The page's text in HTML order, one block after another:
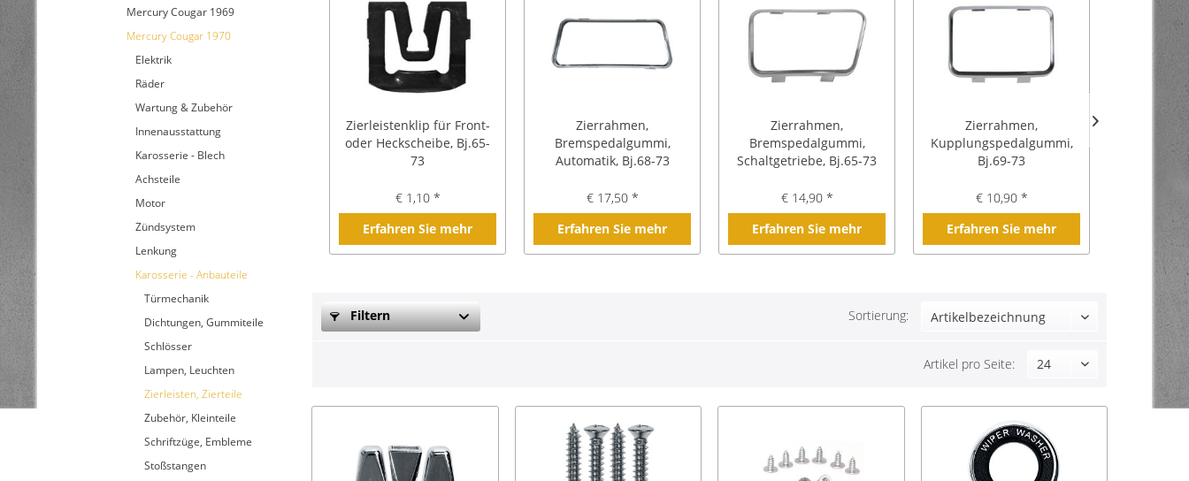
Mercury Cougar 1969
Mercury Cougar 1970
Elektrik
Räder
Wartung & Zubehör
Innenausstattung
Karosserie - Blech
Achsteile
Motor
Zündsystem
Lenkung
Karosserie - Anbauteile
Türmechanik
Dichtungen, Gummiteile
Schlösser
Lampen, Leuchten
Zierleisten, Zierteile
Zubehör, Kleinteile
Schriftzüge, Embleme
Stoßstangen
Zierleistenklip für Front-
oder Heckscheibe, Bj.65-
73
€ 1,10 *
Erfahren Sie mehr
Zierrahmen,
Bremspedalgummi,
Automatik, Bj.68-73
€ 17,50 *
Erfahren Sie mehr
Zierrahmen,
Bremspedalgummi,
Schaltgetriebe, Bj.65-73
€ 14,90 *
Erfahren Sie mehr
Zierrahmen,
Kupplungspedalgummi,
Bj.69-73
€ 10,90 *
Erfahren Sie mehr
Filtern Sortierung:
Artikel pro Seite: